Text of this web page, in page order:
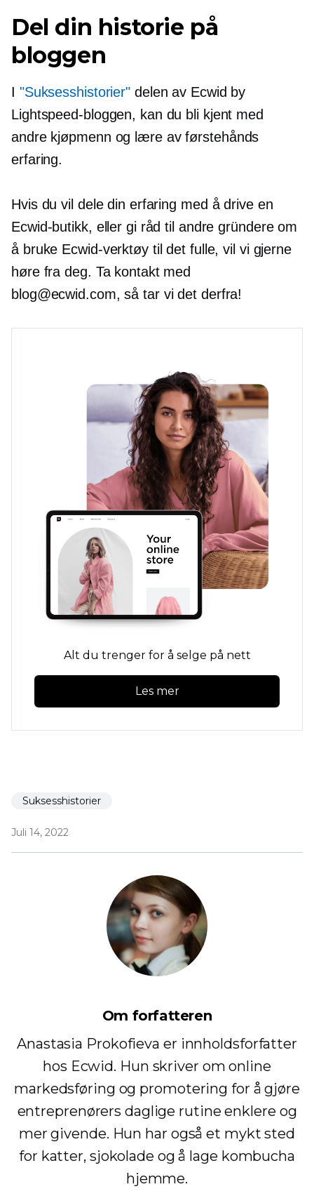
Del din historie på
bloggen
I "Suksesshistorier" delen av Ecwid by
Lightspeed-bloggen, kan du bli kjent med
andre kjøpmenn og lære avførstehånds
erfaring.
Hvis du vil dele din erfaring med å drive en
Ecwid-butikk, eller gi råd til andre gründere om
å bruke Ecwid-verktøy til det fulle, vil vi gjerne
høre fra deg. Ta kontakt med
blog@ecwid.com, så tar vi det derfra!
Alt du trenger for å selge på nett
Les mer
Suksesshistorier
Juli 14, 2022
Om forfatteren
Anastasia Prokofieva er innholdsforfatter
hos Ecwid. Hun skriver om online
markedsføring og promotering for å gjøre
entreprenørers daglige rutine enklere og
mer givende. Hun har også et mykt sted
for katter, sjokolade og å lage kombucha
hjemme.